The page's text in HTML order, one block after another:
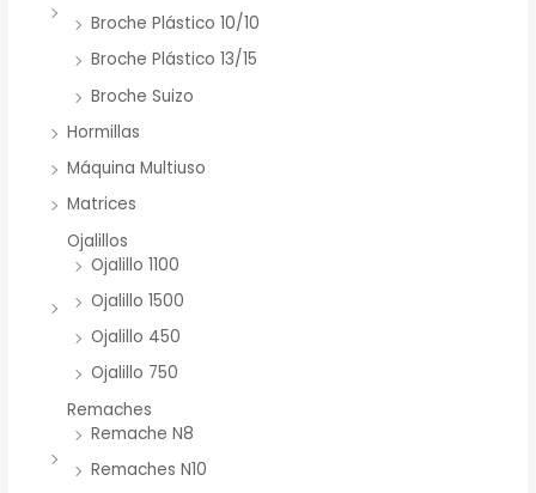
Broche Plástico 10/10
Broche Plástico 13/15
Broche Suizo
Hormillas
Máquina Multiuso
Matrices
Ojalillos
Ojalillo 1100
Ojalillo 1500
Ojalillo 450
Ojalillo 750
Remaches
Remache N8
Remaches N10